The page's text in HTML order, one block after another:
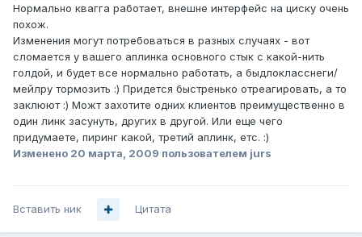
Нормально квагга работает, внешне интерфейс на циску очень
похож.
Изменения могут потребоваться в разных случаях - вот
сломается у вашего аплинка основного стык с какой-нить
голдой, и будет все нормально работать, а быдлокласснеги/
мейлру тормозить :) Придется быстренько отреагировать, а то
заклюют :) Можт захотите одних клиентов преимущественно в
один линк засунуть, других в другой. Или еще чего
придумаете, пиринг какой, третий аплинк, етс. :)
Изменено 20 марта, 2009 пользователем jurs
Вставить ник Цитата